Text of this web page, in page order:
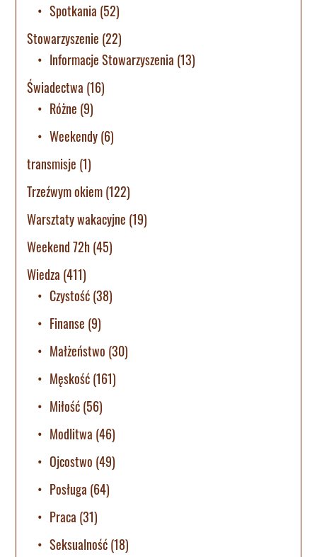
Spotkania (52)
Stowarzyszenie (22)
Informacje Stowarzyszenia (13)
Świadectwa (16)
Różne (9)
Weekendy(6)
transmisje (1)
Trzeźwym okiem(122)
Warsztaty wakacyjne (19)
Weekend 72h(45)
Wiedza (411)
Czystość(38)
Finanse (9)
Małżeństwo (30)
Męskość(161)
Miłość(56)
Modlitwa (46)
Ojcostwo (49)
Posługa (64)
Praca (31)
Seksualność(18)